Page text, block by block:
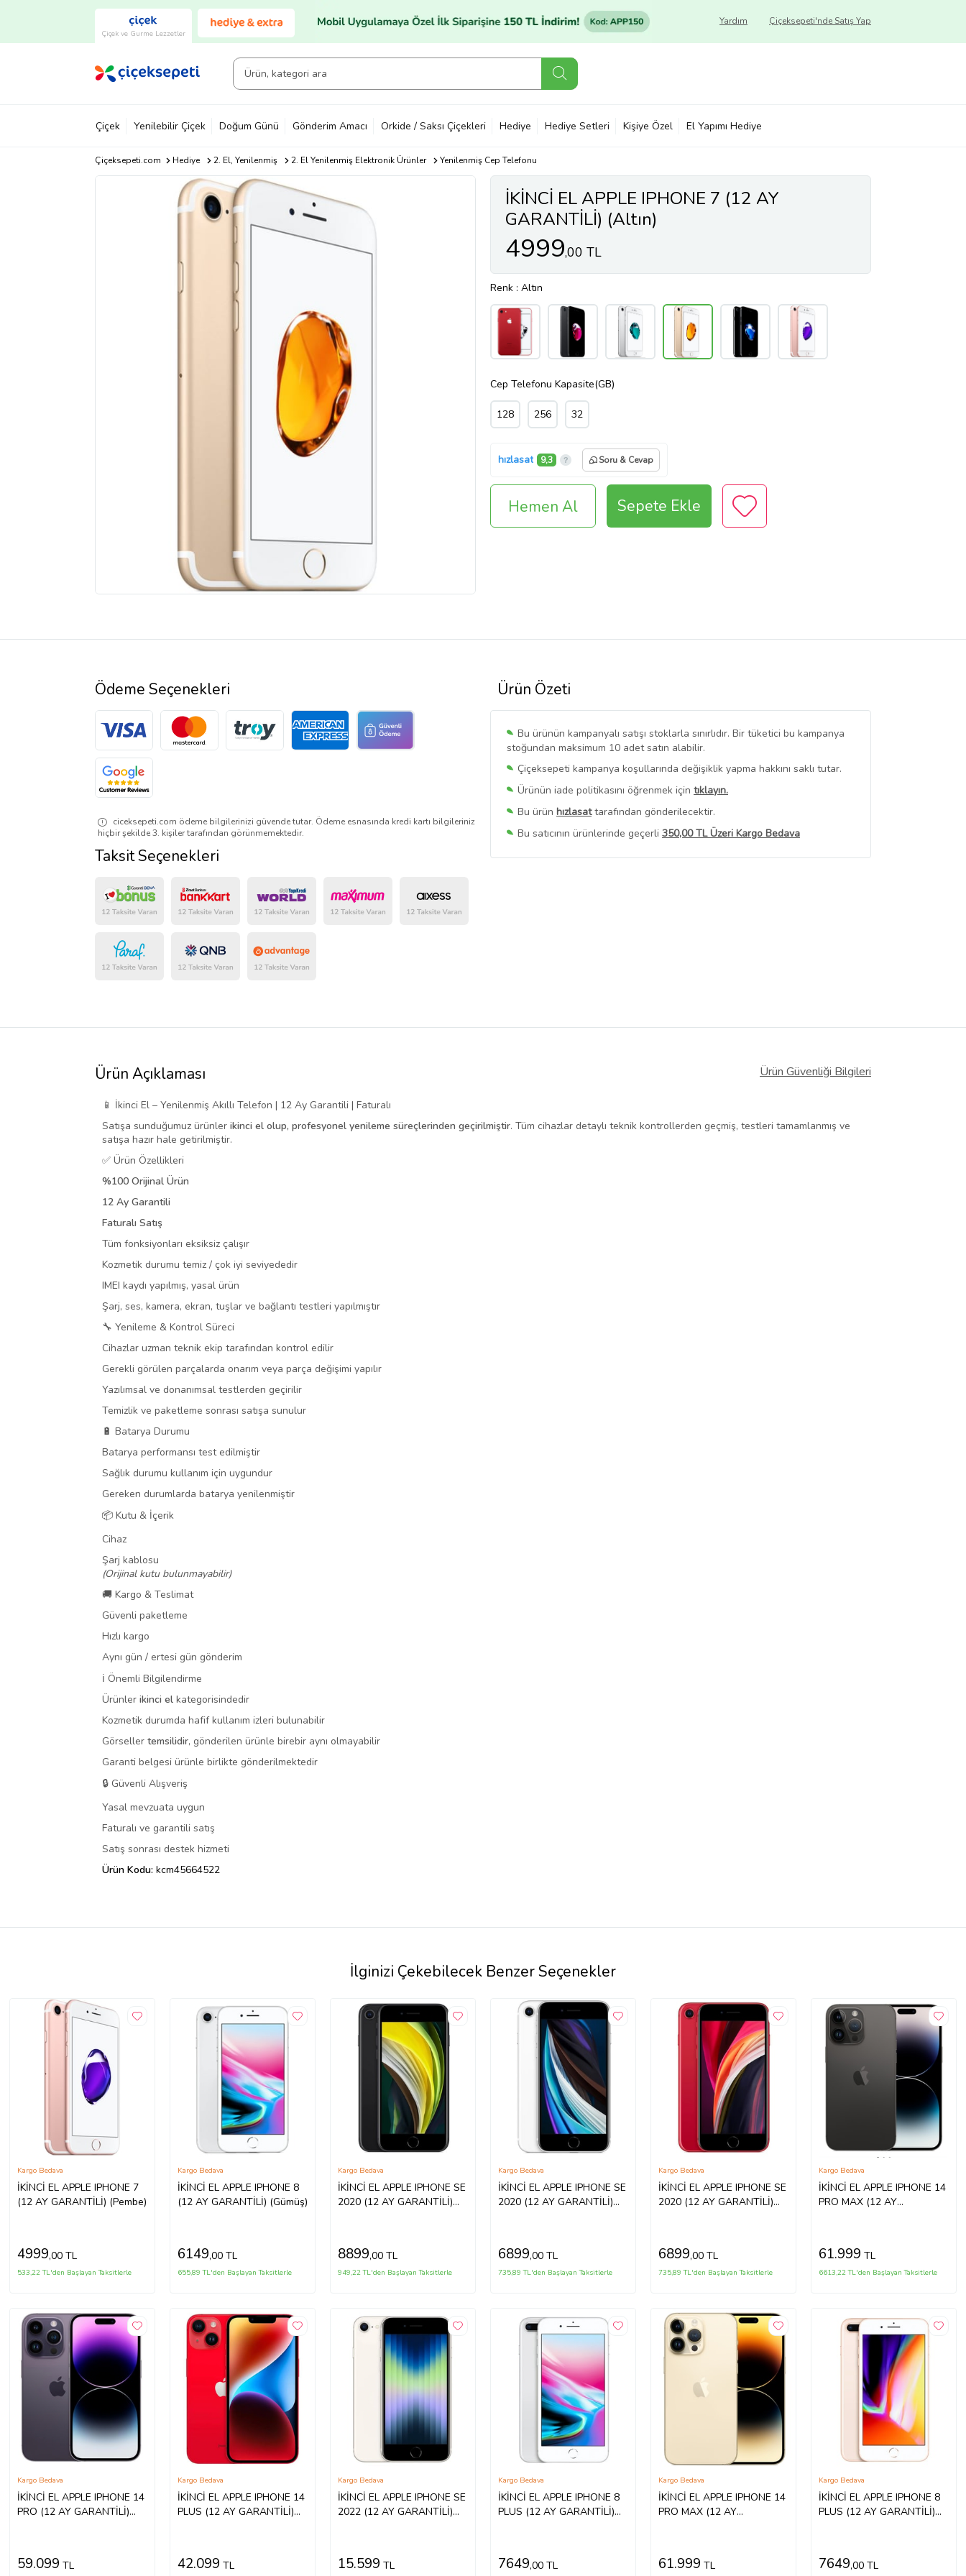
Çiçek ve Gurme Lezzetler
Çiçeksepeti'nde Satış Yap
Yardım
Çiçek Yenilebilir Çiçek Doğum Günü Gönderim Amacı Orkide / Saksı Çiçekleri Hediye Hediye Setleri Kişiye Özel El Yapımı Hediye
Çiçeksepeti.com Hediye 2. El, Yenilenmiş 2. El Yenilenmiş Elektronik Ürünler Yenilenmiş Cep Telefonu
İKİNCİ EL APPLE IPHONE 7 (12 AY
GARANTİLİ) (Altın)
4999,00 TL
Renk : Altın
Cep Telefonu Kapasite(GB)
128 256 32
hızlasat 9,3 Soru & Cevap
Hemen Al Sepete Ekle
Ürün Özeti
Bu ürünün kampanyalı satışı stoklarla sınırlıdır. Bir tüketici bu kampanya
stoğundan maksimum 10 adet satın alabilir.
Çiçeksepeti kampanya koşullarında değişiklik yapma hakkını saklı tutar.
Ürünün iade politikasını öğrenmek için tıklayın.
Bu ürün hızlasattarafından gönderilecektir.
Bu satıcının ürünlerinde geçerli 350,00 TL Üzeri Kargo Bedava
Bu SatıcınınTüm Ürünlerini Görüntüle
Ödeme Seçenekleri
ciceksepeti.com ödeme bilgilerinizi güvende tutar. Ödeme esnasında kredi kartı bilgileriniz
hiçbir şekilde 3. kişiler tarafından görünmemektedir.
Taksit Seçenekleri
Ürün Açıklaması Ürün Güvenliği Bilgileri
📱 İkinci El – Yenilenmiş Akıllı Telefon | 12 Ay Garantili | Faturalı
Satışa sunduğumuz ürünler ikinci el olup, profesyonel yenileme süreçlerinden geçirilmiştir. Tüm cihazlar detaylı teknik kontrollerden geçmiş, testleri tamamlanmış ve
satışa hazır hale getirilmiştir.
✅ Ürün Özellikleri
%100 Orijinal Ürün
12 Ay Garantili
Faturalı Satış
Tüm fonksiyonları eksiksiz çalışır
Kozmetik durumu temiz / çok iyi seviyededir
IMEI kaydı yapılmış, yasal ürün
Şarj, ses, kamera, ekran, tuşlar ve bağlantı testleri yapılmıştır
🔧 Yenileme & Kontrol Süreci
Cihazlar uzman teknik ekip tarafından kontrol edilir
Gerekli görülen parçalarda onarım veya parça değişimi yapılır
Yazılımsal ve donanımsal testlerden geçirilir
Temizlik ve paketleme sonrası satışa sunulur
🔋 Batarya Durumu
Batarya performansı test edilmiştir
Sağlık durumu kullanım için uygundur
Gereken durumlarda batarya yenilenmiştir
📦 Kutu & İçerik
Cihaz
Şarj kablosu
(Orijinal kutu bulunmayabilir)
🚚 Kargo & Teslimat
Güvenli paketleme
Hızlı kargo
Aynı gün / ertesi gün gönderim
ℹ️ Önemli Bilgilendirme
Ürünler ikinci el kategorisindedir
Kozmetik durumda hafif kullanım izleri bulunabilir
Görseller temsilidir, gönderilen ürünle birebir aynı olmayabilir
Garanti belgesi ürünle birlikte gönderilmektedir
🔒 Güvenli Alışveriş
Yasal mevzuata uygun
Faturalı ve garantili satış
Satış sonrası destek hizmeti
Ürün Kodu: kcm45664522
İlginizi Çekebilecek Benzer Seçenekler
İKİNCİ EL APPLE IPHONE 7
(12 AY GARANTİLİ) (Pembe)
Kargo Bedava
4999,00 TL
533,22 TL'den Başlayan Taksitlerle
İKİNCİ EL APPLE IPHONE 8
(12 AY GARANTİLİ) (Gümüş)
Kargo Bedava
6149,00 TL
655,89 TL'den Başlayan Taksitlerle
İKİNCİ EL APPLE IPHONE SE
2020 (12 AY GARANTİLİ)
Kargo Bedava
8899,00 TL
949,22 TL'den Başlayan Taksitlerle
İKİNCİ EL APPLE IPHONE SE
2020 (12 AY GARANTİLİ)
Kargo Bedava
6899,00 TL
735,89 TL'den Başlayan Taksitlerle
İKİNCİ EL APPLE IPHONE SE
2020 (12 AY GARANTİLİ)
Kargo Bedava
6899,00 TL
735,89 TL'den Başlayan Taksitlerle
İKİNCİ EL APPLE IPHONE 14
PRO MAX (12 AY
Kargo Bedava
61.999 TL
6613,22 TL'den Başlayan Taksitlerle
İKİNCİ EL APPLE IPHONE 14
PRO (12 AY GARANTİLİ)
Kargo Bedava
59.099 TL
İKİNCİ EL APPLE IPHONE 14
PLUS (12 AY GARANTİLİ)
Kargo Bedava
42.099 TL
İKİNCİ EL APPLE IPHONE SE
2022 (12 AY GARANTİLİ)
Kargo Bedava
15.599 TL
İKİNCİ EL APPLE IPHONE 8
PLUS (12 AY GARANTİLİ)
Kargo Bedava
7649,00 TL
İKİNCİ EL APPLE IPHONE 14
PRO MAX (12 AY
Kargo Bedava
61.999 TL
İKİNCİ EL APPLE IPHONE 8
PLUS (12 AY GARANTİLİ)
Kargo Bedava
7649,00 TL